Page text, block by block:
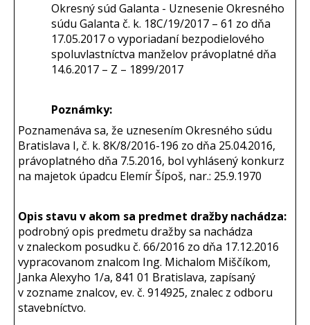
Okresný súd Galanta - Uznesenie Okresného
súdu Galanta č. k. 18C/19/2017 – 61 zo dňa
17.05.2017 o vyporiadaní bezpodielového
spoluvlastníctva manželov právoplatné dňa
14.6.2017 – Z – 1899/2017
Poznámky:
Poznamenáva sa, že uznesením Okresného súdu
Bratislava I, č. k. 8K/8/2016-196 zo dňa 25.04.2016,
právoplatného dňa 7.5.2016, bol vyhlásený konkurz
na majetok úpadcu Elemír Šípoš, nar.: 25.9.1970
Opis stavu v akom sa predmet dražby nachádza:
podrobný opis predmetu dražby sa nachádza
v znaleckom posudku č. 66/2016 zo dňa 17.12.2016
vypracovanom znalcom Ing. Michalom Miščíkom,
Janka Alexyho 1/a, 841 01 Bratislava, zapísaný
v zozname znalcov, ev. č. 914925, znalec z odboru
stavebníctvo.